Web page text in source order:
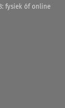
fysiek óf online